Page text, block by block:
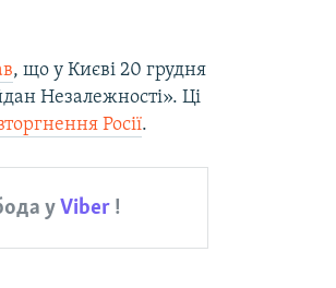
, що у Києві 20 грудня
Незалежності». Ці
Росії.
уViber!